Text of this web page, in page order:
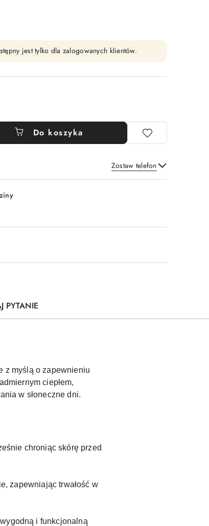
jest tylko dla zalogowanych klientów.
Do koszyka
Zostaw telefon
Wyślij
PYTANIE
z myślą o zapewnieniu
ciepłem,
w słoneczne dni.
chroniąc skórę przed
zapewniając trwałość w
i funkcjonalną